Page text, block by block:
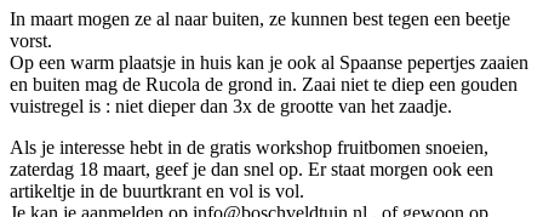
In maart mogen ze al naar buiten, ze kunnen best tegen een beetje
vorst.
Op een warm plaatsje in huis kan je ook al Spaanse pepertjes zaaien
en buiten mag de Rucola de grond in. Zaai niet te diep een gouden
vuistregel is : niet dieper dan 3x de grootte van het zaadje.
Als je interesse hebt in de gratis workshop fruitbomen snoeien,
zaterdag 18 maart, geef je dan snel op. Er staat morgen ook een
artikeltje in de buurtkrant en vol is vol.
Je kan je aanmelden op info@boschveldtuin.nl , of gewoon op